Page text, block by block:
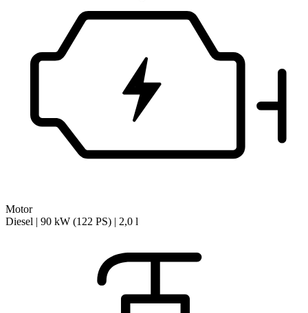
Motor
Diesel | 90 kW (122 PS) | 2,0 l